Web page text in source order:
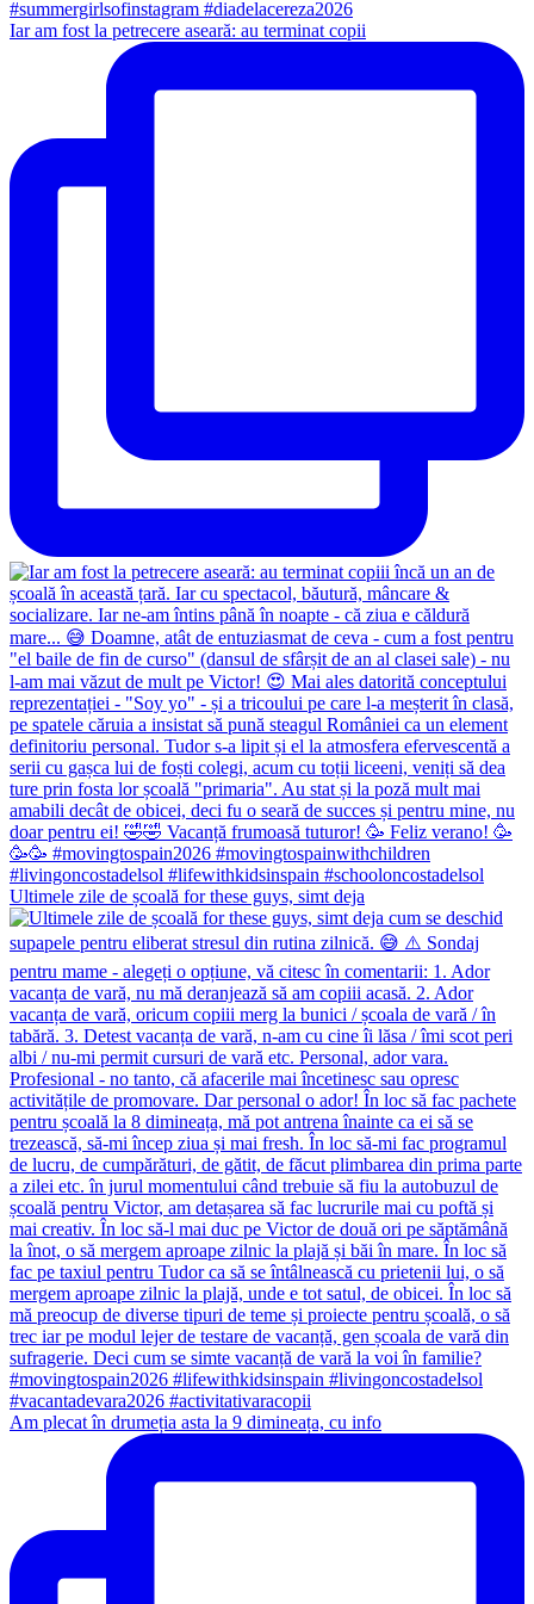
Iar am fost la petrecere aseară: au terminat copii
Ultimele zile de școală for these guys, simt deja
Am plecat în drumeția asta la 9 dimineața, cu info